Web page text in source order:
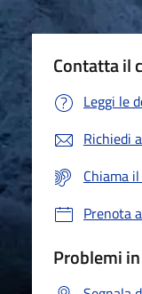
Contatta il
Leggi le
Richiedi
Chiama
Prenota
Problemi